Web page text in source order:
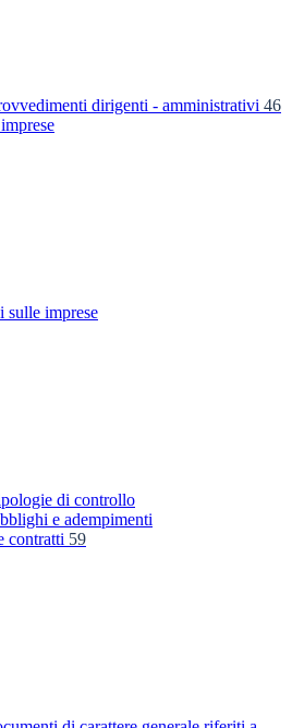
dirigenti - amministrativi 46
sulle imprese
di controllo
e adempimenti
contratti 59